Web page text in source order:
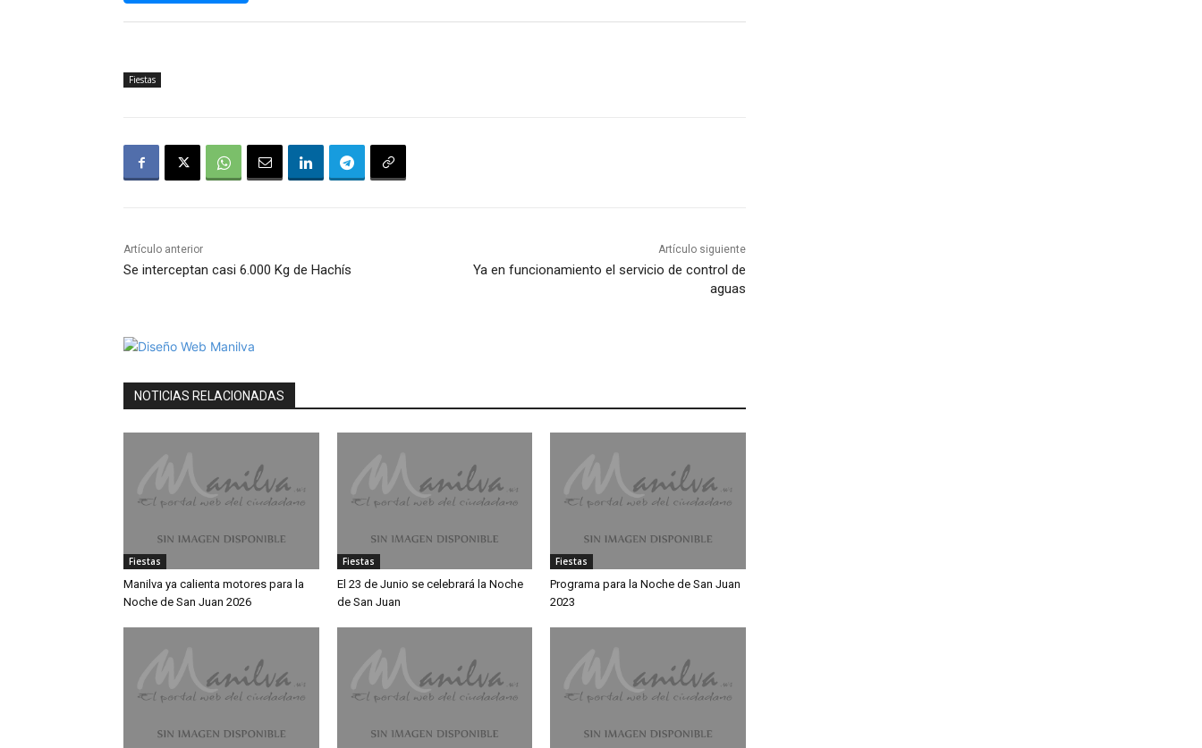
Fiestas
Artículo anterior
Se interceptan casi 6.000 Kg de Hachís
Artículo siguiente
Ya en funcionamiento el servicio de control de
aguas
NOTICIAS RELACIONADAS
Fiestas
Manilva ya calienta motores para la
Noche de San Juan 2026
Fiestas
El 23 de Junio se celebrará la Noche
de San Juan
Fiestas
Programa para la Noche de San Juan
2023